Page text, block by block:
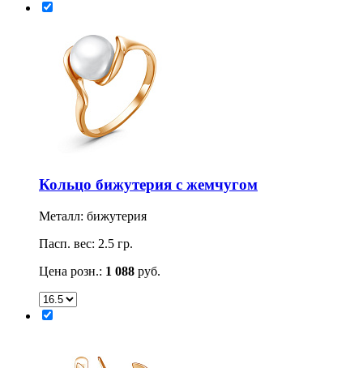
Кольцо бижутерия с жемчугом
Металл: бижутерия
Пасп. вес: 2.5 гр.
Цена розн.: 1 088 руб.